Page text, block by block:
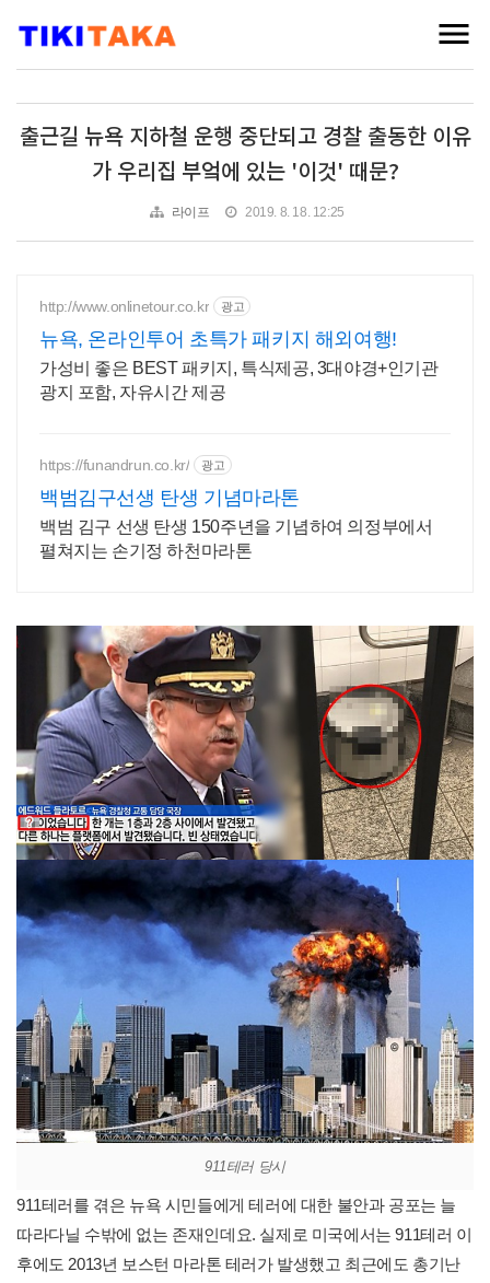
출근길 뉴욕 지하철 운행 중단되고 경찰 출동한 이유
가 우리집 부엌에 있는 '이것' 때문?
라이프 2019. 8. 18. 12:25
http://www.onlinetour.co.kr 광고
뉴욕, 온라인투어 초특가 패키지 해외여행!
가성비 좋은 BEST 패키지, 특식제공, 3대야경+인기관
광지 포함, 자유시간 제공
https://funandrun.co.kr/ 광고
백범김구선생 탄생 기념마라톤
백범 김구 선생 탄생 150주년을 기념하여 의정부에서
펼쳐지는 손기정 하천마라톤
911테러 당시
911테러를 겪은 뉴욕 시민들에게 테러에 대한 불안과 공포는 늘
따라다닐 수밖에 없는 존재인데요. 실제로 미국에서는 911테러 이
후에도 2013년 보스턴 마라톤 테러가 발생했고 최근에도 총기난